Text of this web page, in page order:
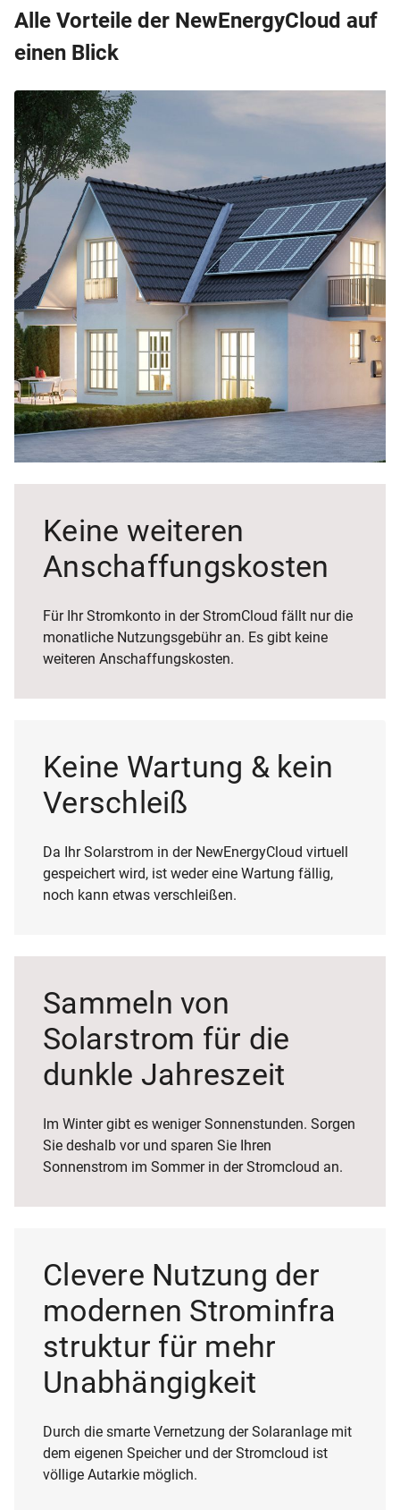
Alle Vorteile der NewEnergyCloud auf
einen Blick
Keine weiteren
Anschaffungskosten
Für Ihr Stromkonto in der StromCloud fällt nur die
monatliche Nutzungsgebühr an. Es gibt keine
weiteren Anschaffungskosten.
Keine Wartung & kein
Verschleiß
Da Ihr Solarstrom in der NewEnergyCloud virtuell
gespeichert wird, ist weder eine Wartung fällig,
noch kann etwas verschleißen.
Sammeln von
Solarstrom für die
dunkle Jahreszeit
Im Winter gibt es weniger Sonnenstunden. Sorgen
Sie deshalb vor und sparen Sie Ihren
Sonnenstrom im Sommer in der Stromcloud an.
Clevere Nutzung der
modernen Strominfra
struktur für mehr
Unabhängigkeit
Durch die smarte Vernetzung der Solaranlage mit
dem eigenen Speicher und der Stromcloud ist
völlige Autarkie möglich.